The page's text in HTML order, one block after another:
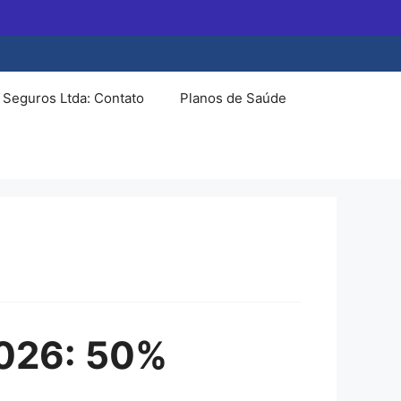
Ltda: Contato Planos de Saúde
50%